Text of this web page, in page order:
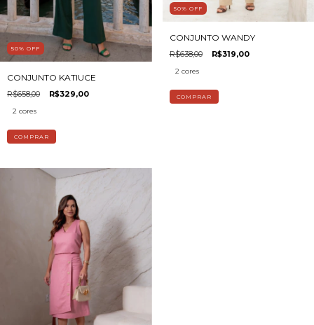
50% OFF
CONJUNTO KATIUCE
R$658,00 R$329,00
2 cores
COMPRAR
50% OFF
CONJUNTO WANDY
R$638,00 R$319,00
2 cores
COMPRAR